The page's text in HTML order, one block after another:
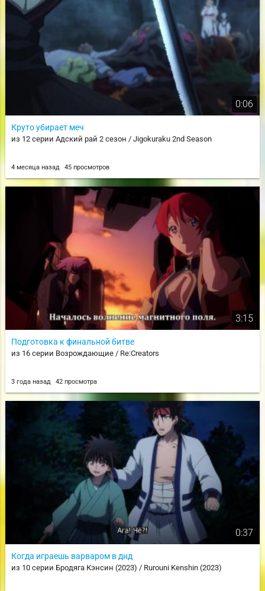
0:06
Круто убирает меч
из 12 серии Адский рай 2 сезон / Jigokuraku 2nd Season
4 месяца назад 45 просмотров
3:15
Подготовка к финальной битве
из 16 серии Возрождающие / Re:Creators
3 года назад 42 просмотра
0:37
Когда играешь варваром в днд
из 10 серии Бродяга Кэнсин (2023) / Rurouni Kenshin (2023)